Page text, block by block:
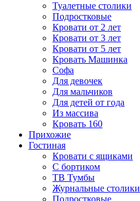
Туалетные столики
Подростковые
Кровати от 2 лет
Кровати от 3 лет
Кровати от 5 лет
Кровать Машинка
Софа
Для девочек
Для мальчиков
Для детей от года
Из массива
Кровать 160
Прихожие
Гостиная
Кровати с ящиками
С бортиком
ТВ Тумбы
Журнальные столики
Подростковые